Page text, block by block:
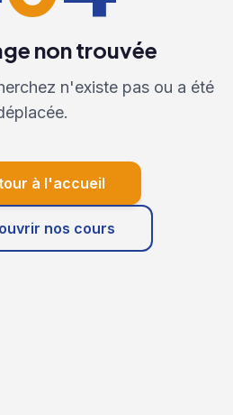
non trouvée
n'existe pas ou a été
à l'accueil
nos cours